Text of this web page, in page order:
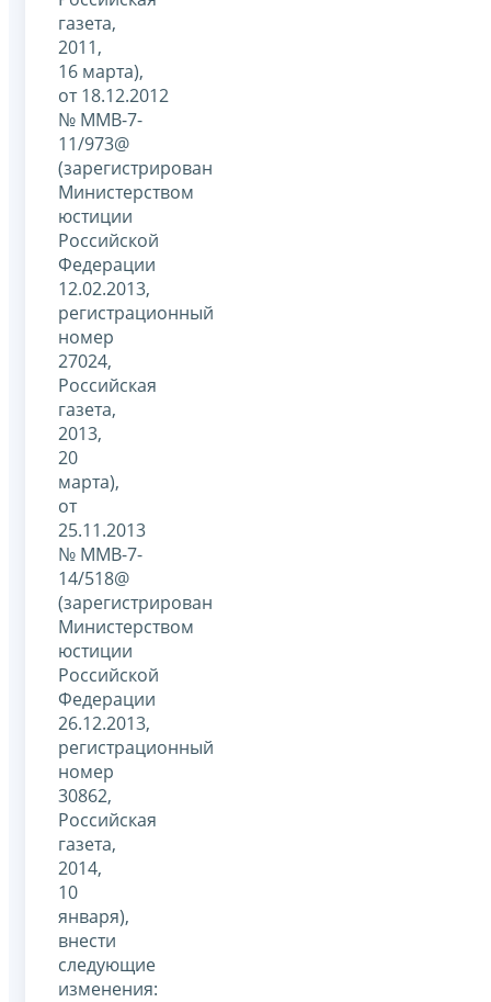
газета,
2011,
16 марта),
от 18.12.2012
№ ММВ-7-
11/973@
(зарегистрирован
Министерством
юстиции
Российской
Федерации
12.02.2013,
регистрационный
номер
27024,
Российская
газета,
2013,
20
марта),
от
25.11.2013
№ ММВ-7-
14/518@
(зарегистрирован
Министерством
юстиции
Российской
Федерации
26.12.2013,
регистрационный
номер
30862,
Российская
газета,
2014,
10
января),
внести
следующие
изменения: